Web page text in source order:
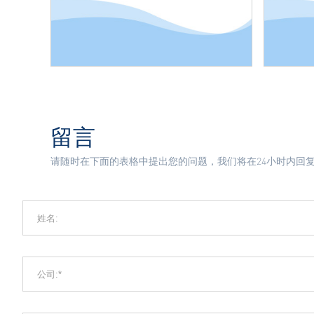
留言
请随时在下面的表格中提出您的问题，我们将在24小时内回